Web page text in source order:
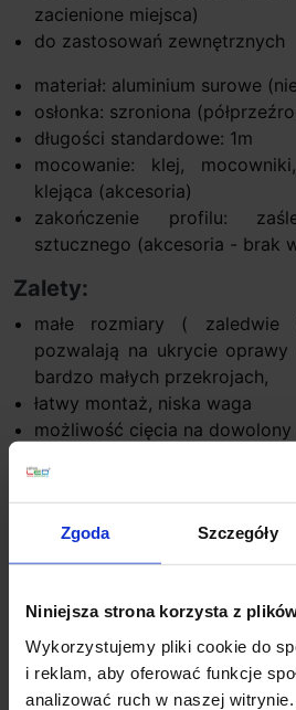
Zgoda Szczegóły
Niniejsza strona korzysta z
Wykorzystujemy pliki cookie do
i reklam, aby oferować funkcje
analizować ruch w naszej
zacienione miejsca)
do zastosowań zewnętrznych
materiał: aluminium surowe
osłonka: szroniona
długości standardowe: 1m
mocowanie: klej,
klejąca (akcesoria)
zakończenie profilu:
sztucznego (akcesoria - brak
Zalety:
małe rozmiary ( zaledwie
pozwalają na ukrycie
bardzo małych przekrojach,
łatwy montaż, niska waga
możliwość cięcia na
Szczegóły produktu